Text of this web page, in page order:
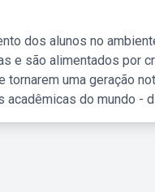
dos alunos no
e são alimentados por
uma geração
do mundo -